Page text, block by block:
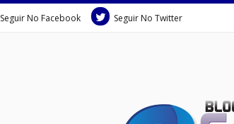
Seguir No Facebook Seguir No Twitter